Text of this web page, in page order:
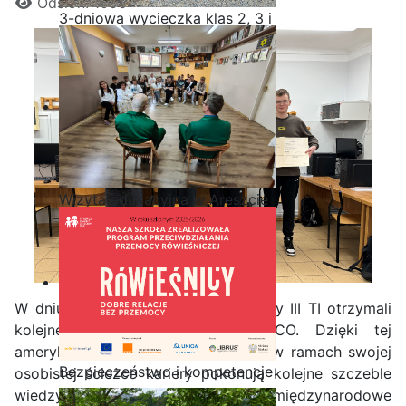
3-dniowa wycieczka klas 2, 3 i
4 technikum w Bieszczady
Wizyta edukacyjna w Areszcie
Śledczym w Radomiu
Bezpieczeństwo i kompetencje
uczniów - nasz priorytet
W dniu 20.02.2025 r. uczniowie klasy III TI otrzymali
kolejne certyfikaty Akademii CISCO. Dzięki tej
amerykańskiej platformie uczniowie w ramach swojej
osobistej ścieżce kariery pokonują kolejne szczeble
wiedzy, potwierdzane przez międzynarodowe